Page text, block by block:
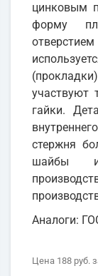
цинковым
форму
участвуют
гайки.
стержня
шайбы
Аналоги:
Цена 188 руб.